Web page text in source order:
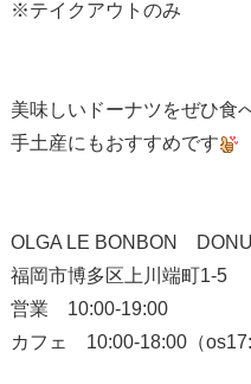
※テイクアウトのみ
美味しいドーナツをぜひ食
手土産にもおすすめです
OLGA LE BONBON
福岡市博多区上川端町1-5
営業 10:00-19:00
カフェ 10:00-18:00（